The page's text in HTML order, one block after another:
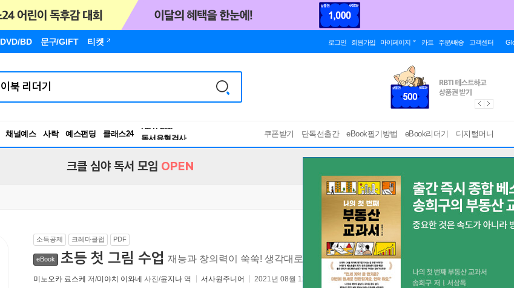
DVD/BD 문구/GIFT 티켓 로그인 회원가입 마이페이지 카트 주문/배송 고객센터
채널예스 사락 예스펀딩 클래스24
독서유형검사
RBTI Lab
쿠폰받기 단독선출간 eBook필기방법 eBook리더기 디지털머니
크클 심야 독서 모임 OPEN
소득공제 크레마클럽 PDF
eBook 초등 첫 그림 수업 재능과 창의력이 쑥쑥! 생각대로 그려지는[ PDF ]
미노오카 료스케 저/미야치 이와네 사진/윤지나 역 서사원주니어 2021년 08월 12일